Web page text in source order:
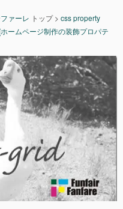
ァーレ トップ> css property
ームページ制作の装飾プロパテ